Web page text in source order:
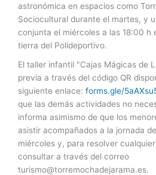
astronómica en espacios como
Sociocultural durante el martes, y
conjunta el miércoles a las 18:00 h
tierra del Polideportivo.
El taller infantil "Cajas Mágicas de
previa a través del código QR
siguiente enlace: forms.gle/
que las demás actividades no
informa asimismo de que los
asistir acompañados a la jornada
miércoles y, para resolver
consultar a través del correo
turismo@torremochadejarama.es.